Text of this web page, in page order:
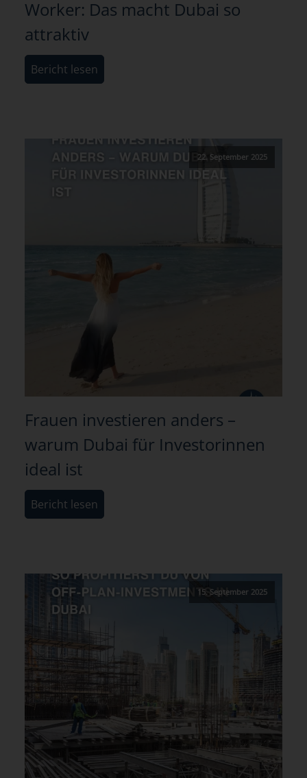
Worker: Das macht Dubai so
attraktiv
Bericht lesen
22. September 2025
Frauen investieren anders –
warum Dubai für Investorinnen
ideal ist
Bericht lesen
15. September 2025